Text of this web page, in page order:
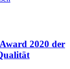
2020 der